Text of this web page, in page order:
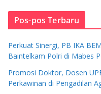
Pos-pos Terbaru
Perkuat Sinergi, PB IKA
Baintelkam Polri di Mabes
Promosi Doktor, Dosen
Perkawinan di Pengadilan